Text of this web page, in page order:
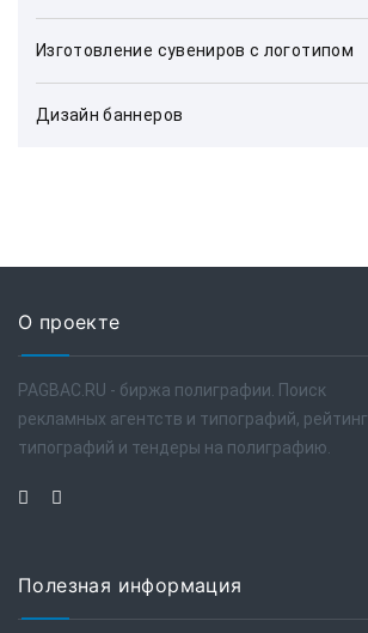
Изготовление сувениров с логотипом
Дизайн баннеров
О проекте
PAGBAC.RU - биржа полиграфии. Поиск
рекламных агентств и типографий, рейтинг
типографий и тендеры на полиграфию.
Полезная информация